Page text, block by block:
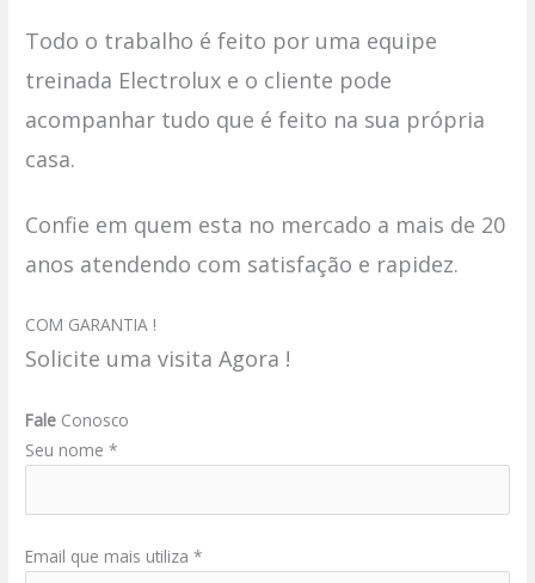
Todo o trabalho é feito por uma equipe
treinada Electrolux e o cliente pode
acompanhar tudo que é feito na sua própria
casa.
Confie em quem esta no mercado a mais de 20
anos atendendo com satisfação e rapidez.
COM GARANTIA !
Solicite uma visita Agora !
Fale Conosco
Seu nome *
Email que mais utiliza *